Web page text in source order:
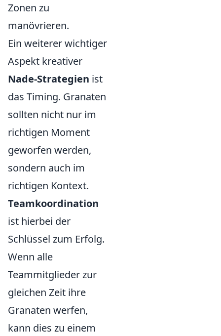
Zonen zu
manövrieren.
Ein weiterer wichtiger
Aspekt kreativer
Nade-Strategien ist
das Timing. Granaten
sollten nicht nur im
richtigen Moment
geworfen werden,
sondern auch im
richtigen Kontext.
Teamkoordination
ist hierbei der
Schlüssel zum Erfolg.
Wenn alle
Teammitglieder zur
gleichen Zeit ihre
Granaten werfen,
kann dies zu einem